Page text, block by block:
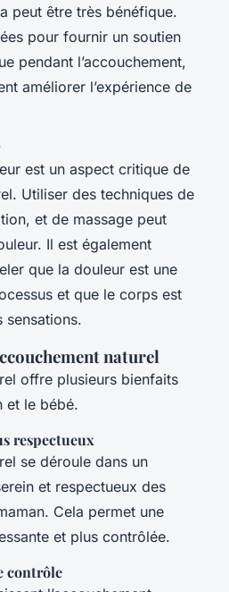
peut être très bénéfique.
pour fournir un soutien
pendant l’accouchement,
améliorer l’expérience de
est un aspect critique de
Utiliser des techniques de
et de massage peut
Il est également
que la douleur est une
et que le corps est
sensations.
naturel
offre plusieurs bienfaits
et le bébé.
respectueux
se déroule dans un
et respectueux des
Cela permet une
et plus contrôlée.
contrôle